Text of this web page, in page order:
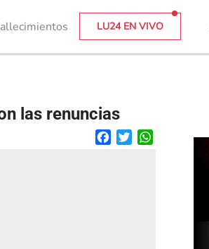
LU24 EN VIVO
las renuncias
FacebookTwitterWhatsApp